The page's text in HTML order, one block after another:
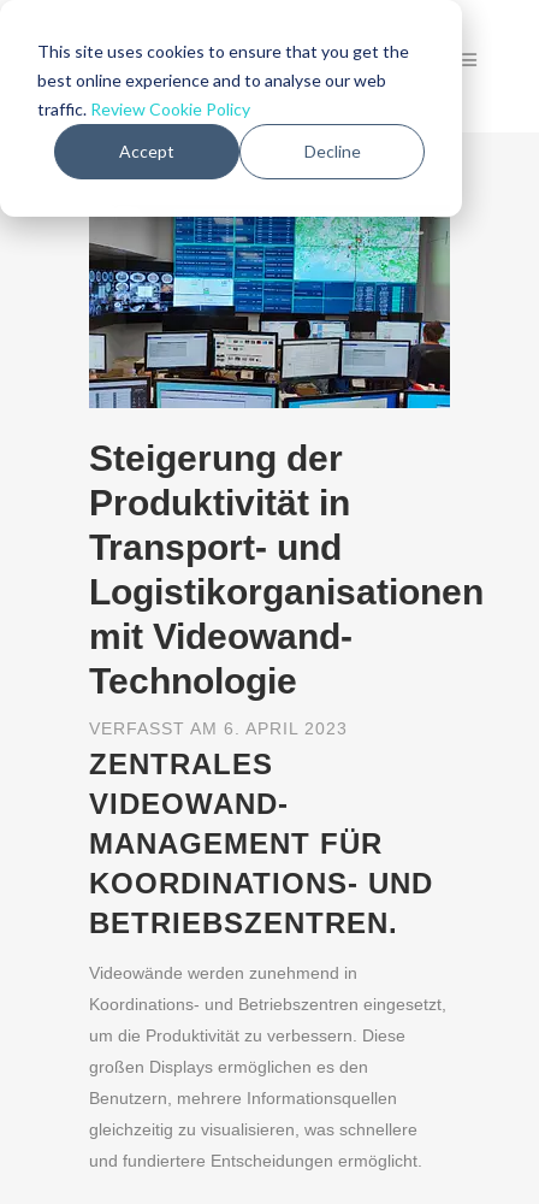
This site uses cookies to ensure that you get the
best online experience and to analyse our web
traffic. Review Cookie Policy
Accept Decline
Steigerung der
Produktivität in
Transport- und
Logistikorganisationen
mit Videowand-
Technologie
VERFASST AM 6. APRIL 2023
ZENTRALES
VIDEOWAND-
MANAGEMENT FÜR
KOORDINATIONS- UND
BETRIEBSZENTREN.
Videowände werden zunehmend in
Koordinations- und Betriebszentren eingesetzt,
um die Produktivität zu verbessern. Diese
großen Displays ermöglichen es den
Benutzern, mehrere Informationsquellen
gleichzeitig zu visualisieren, was schnellere
und fundiertere Entscheidungen ermöglicht.